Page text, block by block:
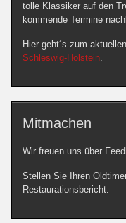
tolle Klassiker auf den
kommende Termine
Hier geht´s zum
Schleswig-Holstein.
Mitmachen
Wir freuen uns über
Stellen Sie Ihren
Restaurationsbericht.